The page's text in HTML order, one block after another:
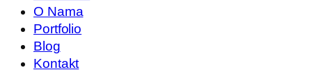
O Nama
Portfolio
Blog
Kontakt